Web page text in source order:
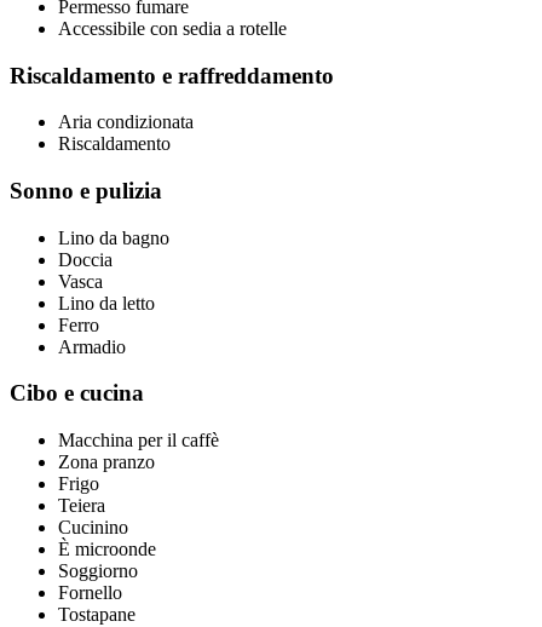
Permesso fumare
Accessibile con sedia a rotelle
Riscaldamento e raffreddamento
Aria condizionata
Riscaldamento
Sonno e pulizia
Lino da bagno
Doccia
Vasca
Lino da letto
Ferro
Armadio
Cibo e cucina
Macchina per il caffè
Zona pranzo
Frigo
Teiera
Cucinino
È microonde
Soggiorno
Fornello
Tostapane